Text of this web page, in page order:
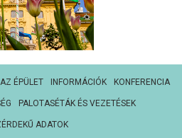
AZ ÉPÜLET INFORMÁCIÓK KONFERENCIA
PALOTASÉTÁK ÉS VEZETÉSEK
ADATOK